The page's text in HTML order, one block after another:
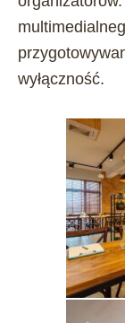
wyłączność.